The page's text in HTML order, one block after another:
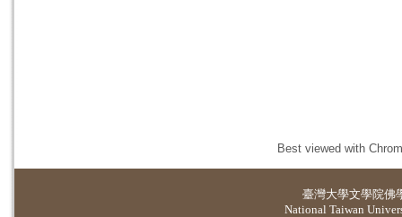
Best viewed with
臺灣大學文學院佛
National Taiwan